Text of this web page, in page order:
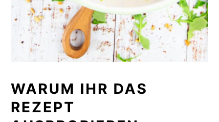
WARUM IHR DAS
REZEPT